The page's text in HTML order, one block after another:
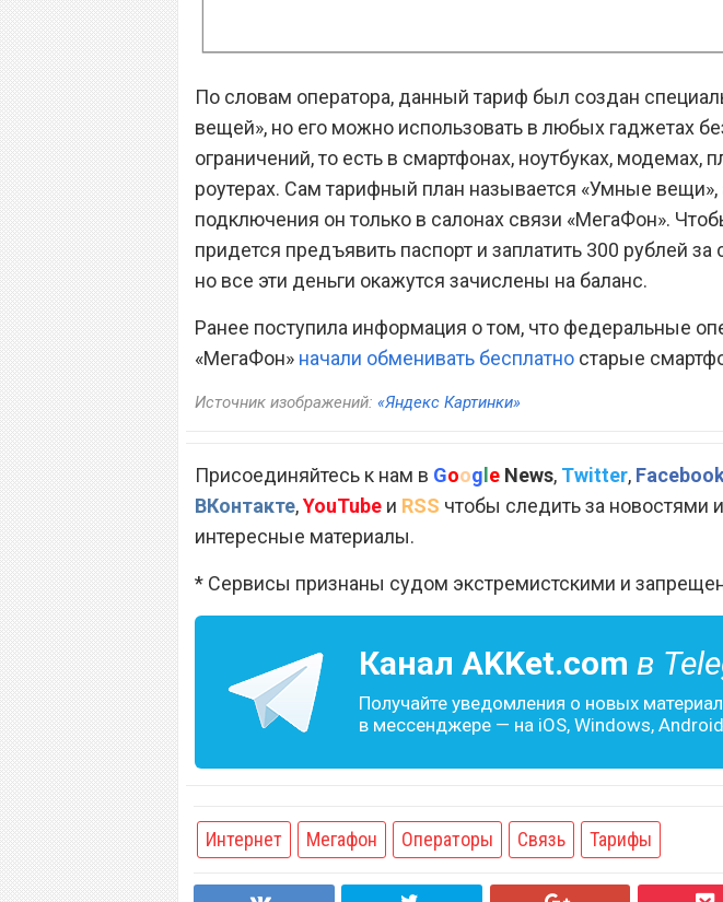
По словам оператора, данный тариф был создан
вещей», но его можно использовать в любых гаджетах
ограничений, то есть в смартфонах, ноутбуках, модемах,
роутерах. Сам тарифный план называется «Умные вещи»,
подключения он только в салонах связи «МегаФон».
придется предъявить паспорт и заплатить 300 рублей за
но все эти деньги окажутся зачислены на баланс.
Ранее поступила информация о том, что федеральные
«МегаФон» начали обменивать бесплатно старые
Источник изображений: «Яндекс Картинки»
Присоединяйтесь к нам в Google News, Twitter,
ВКонтакте,YouTube и RSS чтобы следить за новостями
интересные материалы.
* Сервисы признаны судом экстремистскими и
Канал AKKet.com в
Получайте уведомления о новых
в мессенджере — на iOS, Windows,
Интернет Мегафон Операторы Связь Тарифы